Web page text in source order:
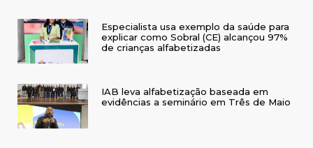
Especialista usa exemplo da saúde para
explicar como Sobral (CE) alcançou 97%
de crianças alfabetizadas
IAB leva alfabetização baseada em
evidências a seminário em Três de Maio